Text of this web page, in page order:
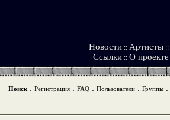
Новости :: Артисты ::
Ссылки :: О проекте
Поиск: Регистрация: FAQ: Пользователи: Группы: